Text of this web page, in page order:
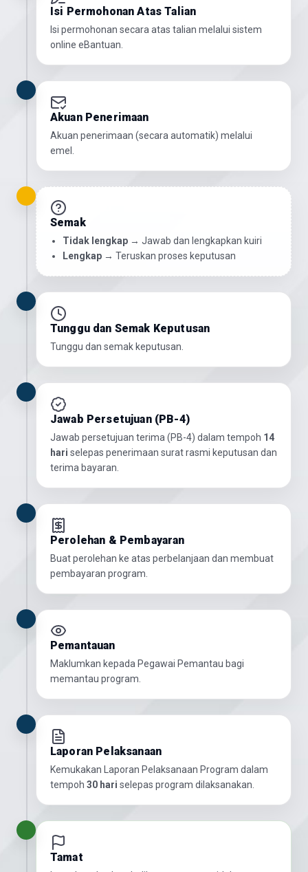
Isi Permohonan Atas Talian
Isi permohonan secara atas talian melalui sistem
online eBantuan.
Akuan Penerimaan
Akuan penerimaan (secara automatik) melalui
emel.
Semak
Tidak lengkap → Jawab dan lengkapkan kuiri
Lengkap → Teruskan proses keputusan
Tunggu dan Semak Keputusan
Tunggu dan semak keputusan.
Jawab Persetujuan (PB-4)
Jawab persetujuan terima (PB-4) dalam tempoh 14
hari selepas penerimaan surat rasmi keputusan dan
terima bayaran.
Perolehan & Pembayaran
Buat perolehan ke atas perbelanjaan dan membuat
pembayaran program.
Pemantauan
Maklumkan kepada Pegawai Pemantau bagi
memantau program.
Laporan Pelaksanaan
Kemukakan Laporan Pelaksanaan Program dalam
tempoh 30 hari selepas program dilaksanakan.
Tamat